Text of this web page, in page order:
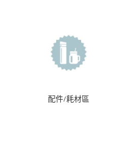
配件/耗材區